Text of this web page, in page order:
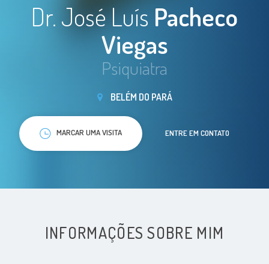
Dr. José Luís Pacheco
Viegas
Psiquiatra
BELÉM DO PARÁ
MARCAR UMA VISITA ENTRE EM CONTATO
INFORMAÇÕES SOBRE MIM